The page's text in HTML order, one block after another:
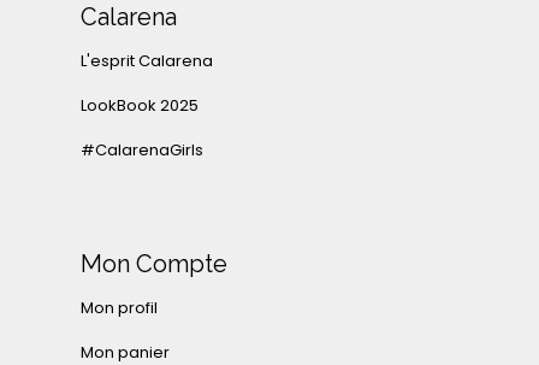
Calarena
L'esprit Calarena
LookBook 2025
#CalarenaGirls
Mon Compte
Mon profil
Mon panier